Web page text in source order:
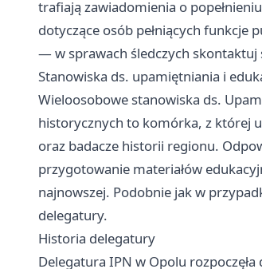
trafiają zawiadomienia o
dotyczące osób pełniących funkcje
— w sprawach śledczych skontaktuj
Stanowiska ds. upamiętniania i
Wieloosobowe stanowiska ds.
historycznych to komórka, z której
oraz badacze historii regionu.
przygotowanie materiałów
najnowszej. Podobnie jak w
delegatury.
Historia delegatury
Delegatura IPN w Opolu